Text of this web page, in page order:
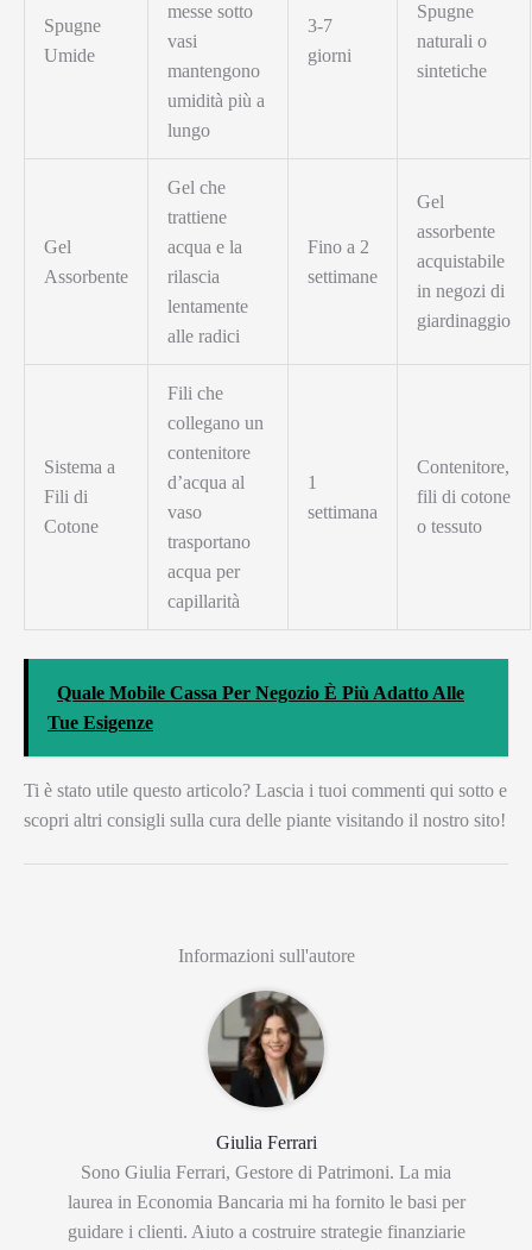
Spugne
Umide
messe sotto
vasi
mantengono
umidità più a
lungo
3-7
giorni
Spugne
naturali o
sintetiche
Gel
Assorbente
Gel che
trattiene
acqua e la
rilascia
lentamente
alle radici
Fino a 2
settimane
Gel
assorbente
acquistabile
in negozi di
giardinaggio
Sistema a
Fili di
Cotone
Fili che
collegano un
contenitore
d’acqua al
vaso
trasportano
acqua per
capillarità
1
settimana
Contenitore,
fili di cotone
o tessuto
Quale Mobile Cassa Per Negozio È Più Adatto Alle
Tue Esigenze
Ti è stato utile questo articolo? Lascia i tuoi commenti qui sotto e
scopri altri consigli sulla cura delle piante visitando il nostro sito!
Informazioni sull'autore
Giulia Ferrari
Sono Giulia Ferrari, Gestore di Patrimoni. La mia
laurea in Economia Bancaria mi ha fornito le basi per
guidare i clienti. Aiuto a costruire strategie finanziarie